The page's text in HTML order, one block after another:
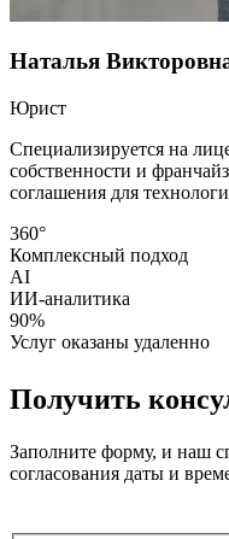
Наталья
Юрист
Специализируется на
собственности и
соглашения для
360°
Комплексный подход
AI
ИИ-аналитика
90%
Услуг оказаны удаленно
Получить
Заполните форму, и наш
согласования даты и